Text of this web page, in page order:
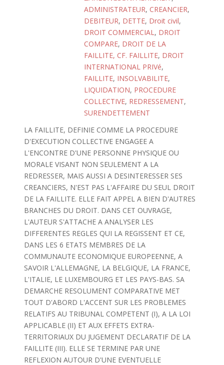
ADMINISTRATEUR, CREANCIER,
DEBITEUR, DETTE, Droit civil,
DROIT COMMERCIAL, DROIT
COMPARE, DROIT DE LA
FAILLITE, CF. FAILLITE, DROIT
INTERNATIONAL PRIVé,
FAILLITE, INSOLVABILITE,
LIQUIDATION, PROCEDURE
COLLECTIVE, REDRESSEMENT,
SURENDETTEMENT
LA FAILLITE, DEFINIE COMME LA PROCEDURE
D'EXECUTION COLLECTIVE ENGAGEE A
L'ENCONTRE D'UNE PERSONNE PHYSIQUE OU
MORALE VISANT NON SEULEMENT A LA
REDRESSER, MAIS AUSSI A DESINTERESSER SES
CREANCIERS, N'EST PAS L'AFFAIRE DU SEUL DROIT
DE LA FAILLITE. ELLE FAIT APPEL A BIEN D'AUTRES
BRANCHES DU DROIT. DANS CET OUVRAGE,
L'AUTEUR S'ATTACHE A ANALYSER LES
DIFFERENTES REGLES QUI LA REGISSENT ET CE,
DANS LES 6 ETATS MEMBRES DE LA
COMMUNAUTE ECONOMIQUE EUROPEENNE, A
SAVOIR L'ALLEMAGNE, LA BELGIQUE, LA FRANCE,
L'ITALIE, LE LUXEMBOURG ET LES PAYS-BAS. SA
DEMARCHE RESOLUMENT COMPARATIVE MET
TOUT D'ABORD L'ACCENT SUR LES PROBLEMES
RELATIFS AU TRIBUNAL COMPETENT (I), A LA LOI
APPLICABLE (II) ET AUX EFFETS EXTRA-
TERRITORIAUX DU JUGEMENT DECLARATIF DE LA
FAILLITE (III). ELLE SE TERMINE PAR UNE
REFLEXION AUTOUR D'UNE EVENTUELLE